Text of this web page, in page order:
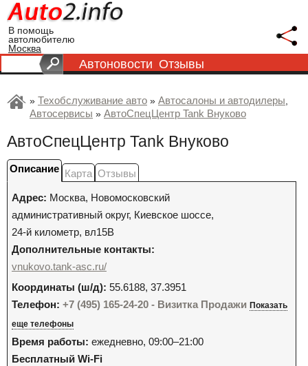
В помощь
автолюбителю
Москва
Автоновости Отзывы
» Техобслуживание авто » Автосалоны и автодилеры,
Автосервисы » АвтоСпецЦентр Tank Внуково
АвтоСпецЦентр Tank Внуково
Описание Карта Отзывы
Адрес: Москва, Новомосковский
административный округ, Киевское шоссе,
24-й километр, вл15В
Дополнительные контакты:
vnukovo.tank-asc.ru/
Координаты (ш/д): 55.6188, 37.3951
Телефон: +7 (495) 165-24-20 - Визитка Продажи Показать
еще телефоны
Время работы: ежедневно, 09:00–21:00
Бесплатный Wi-Fi